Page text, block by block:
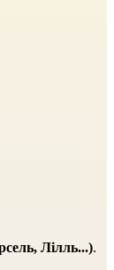
Лілль...).